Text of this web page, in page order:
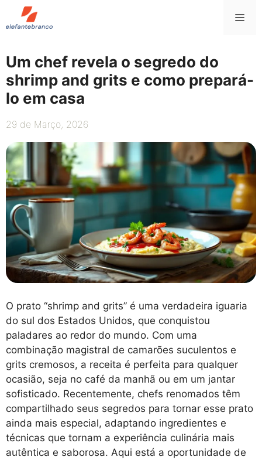
Saltar
para
Um chef revela o segredo do
shrimp and grits e como prepará-
lo em casa
29 de Março, 2026
O prato “shrimp and grits” é uma verdadeira iguaria
do sul dos Estados Unidos, que conquistou
paladares ao redor do mundo. Com uma
combinação magistral de camarões suculentos e
grits cremosos, a receita é perfeita para qualquer
ocasião, seja no café da manhã ou em um jantar
sofisticado. Recentemente, chefs renomados têm
compartilhado seus segredos para tornar esse prato
ainda mais especial, adaptando ingredientes e
técnicas que tornam a experiência culinária mais
autêntica e saborosa. Aqui está a oportunidade de